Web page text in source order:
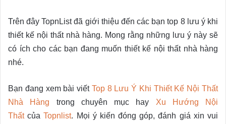
Trên đây TopnList đã giới thiệu đến các bạn top 8 lưu ý khi
thiết kế nội thất nhà hàng. Mong rằng những lưu ý này sẽ
có ích cho các bạn đang muốn thiết kế nội thất nhà hàng
nhé.
Bạn đang xem bài viết Top 8 Lưu Ý Khi Thiết Kế Nội Thất
Nhà Hàng trong chuyên mục hay Xu Hướng Nội
ThấtcủaTopnlist. Mọi ý kiến đóng góp, đánh giá xin vui